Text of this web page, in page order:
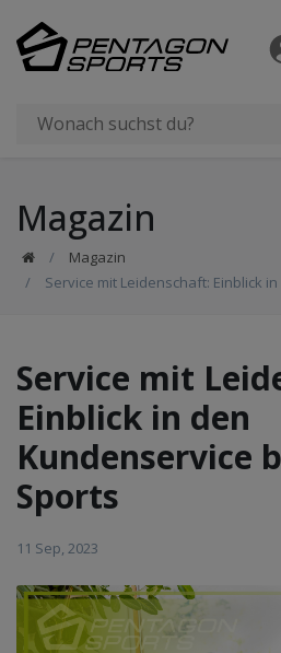
Magazin
Magazin
Service mit Leidenschaft: Einblick
Service mit
Einblick in den
Kundenservice
Sports
11 Sep, 2023